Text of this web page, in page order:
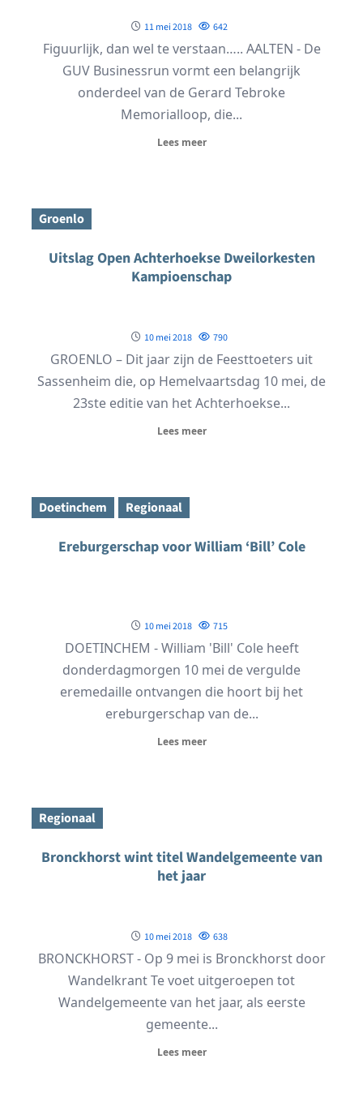
11 mei 2018 642
Figuurlijk, dan wel te verstaan….. AALTEN - De
GUV Businessrun vormt een belangrijk
onderdeel van de Gerard Tebroke
Memorialloop, die...
Lees meer
Groenlo
Uitslag Open Achterhoekse Dweilorkesten
Kampioenschap
10 mei 2018 790
GROENLO – Dit jaar zijn de Feesttoeters uit
Sassenheim die, op Hemelvaartsdag 10 mei, de
23ste editie van het Achterhoekse...
Lees meer
Doetinchem Regionaal
Ereburgerschap voor William ‘Bill’ Cole
10 mei 2018 715
DOETINCHEM - William 'Bill' Cole heeft
donderdagmorgen 10 mei de vergulde
eremedaille ontvangen die hoort bij het
ereburgerschap van de...
Lees meer
Regionaal
Bronckhorst wint titel Wandelgemeente van
het jaar
10 mei 2018 638
BRONCKHORST - Op 9 mei is Bronckhorst door
Wandelkrant Te voet uitgeroepen tot
Wandelgemeente van het jaar, als eerste
gemeente...
Lees meer